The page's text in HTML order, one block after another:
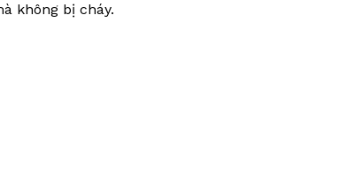
không bị cháy.